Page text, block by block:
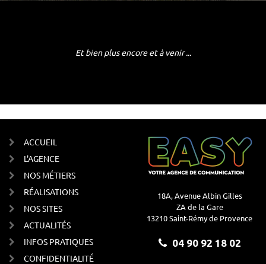
Et bien plus encore et à venir ...
ACCUEIL
L'AGENCE
NOS MÉTIERS
RÉALISATIONS
NOS SITES
ACTUALITÉS
INFOS PRATIQUES
CONFIDENTIALITÉ
18A, Avenue Albin Gilles
ZA de la Gare
13210 Saint-Rémy de Provence
04 90 92 18 02